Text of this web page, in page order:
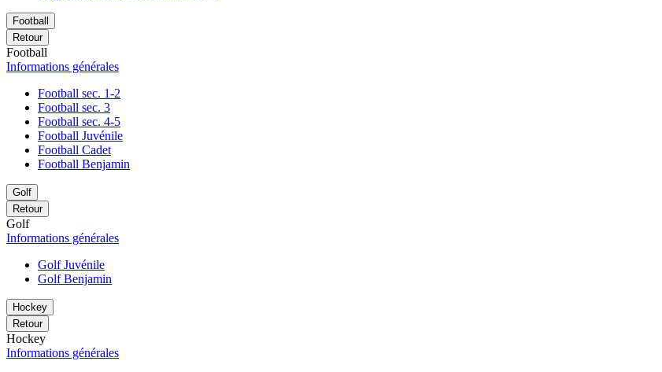
Football
Retour
Football
Informations générales
Football sec. 1-2
Football sec. 3
Football sec. 4-5
Football Juvénile
Football Cadet
Football Benjamin
Golf
Retour
Golf
Informations générales
Golf Juvénile
Golf Benjamin
Hockey
Retour
Hockey
Informations générales